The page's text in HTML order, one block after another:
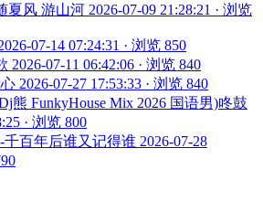
夏风 游山河 2026-07-09 21:28:21 · 浏览
07-14 07:24:31 · 浏览 850
2026-07-11 06:42:06 · 浏览 840
2026-07-27 17:53:33 · 浏览 840
熊 FunkyHouse Mix 2026 国语男)咚鼓
· 浏览 800
百年后谁又记得谁 2026-07-28